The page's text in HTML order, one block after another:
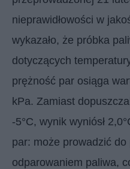
nieprawidłowości w
wykazało, że próbka
dotyczących
prężność par osiąga
kPa. Zamiast
-5°C, wynik wyniósł
par: może prowadzić do
odparowaniem paliwa,